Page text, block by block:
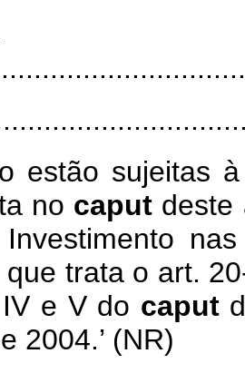
estão sujeitas
no caput deste
trata o art.
e V do caput
2004.’ (NR)